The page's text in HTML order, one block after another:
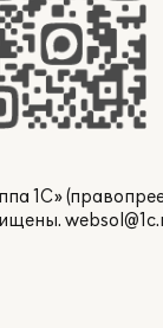
1С»